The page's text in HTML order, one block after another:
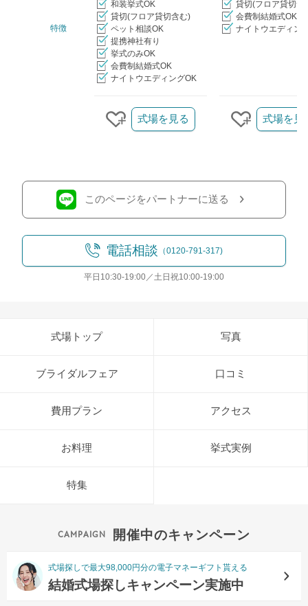
特徴
和装挙式OK
貸切(フロア貸切含む)
ペット相談OK
提携神社有り
挙式のみOK
会費制結婚式OK
ナイトウエディングOK
貸切(フロア貸切含
会費制結婚式OK
ナイトウエディン
クリップする
式場を見る
クリップす
式場を見
このページをパートナーに送る
電話相談 （0120-791-317)
平日10:30-19:00／土日祝10:00-19:00
式場トップ 写真
ブライダルフェア 口コミ
費用プラン アクセス
お料理 挙式実例
特集
開催中のキャンペーン
式場探しで最大98,000円分の電子マネーギフト貰える
結婚式場探しキャンペーン実施中